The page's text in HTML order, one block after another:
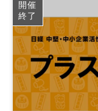
開催
終了